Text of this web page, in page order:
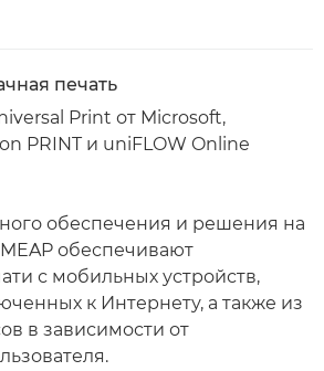
печать
Print от Microsoft,
PRINT и uniFLOW Online
обеспечения и решения на
обеспечивают
с мобильных устройств,
к Интернету, а также из
в зависимости от